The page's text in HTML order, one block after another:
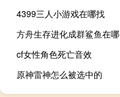
4399三人小游戏在哪找
方舟生存进化成群鲨鱼在哪
cf女性角色死亡音效
原神雷神怎么被选中的